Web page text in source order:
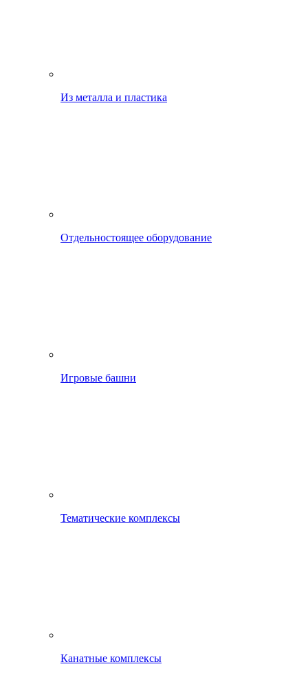
Из металла и пластика
Отдельностоящее оборудование
Игровые башни
Тематические комплексы
Канатные комплексы